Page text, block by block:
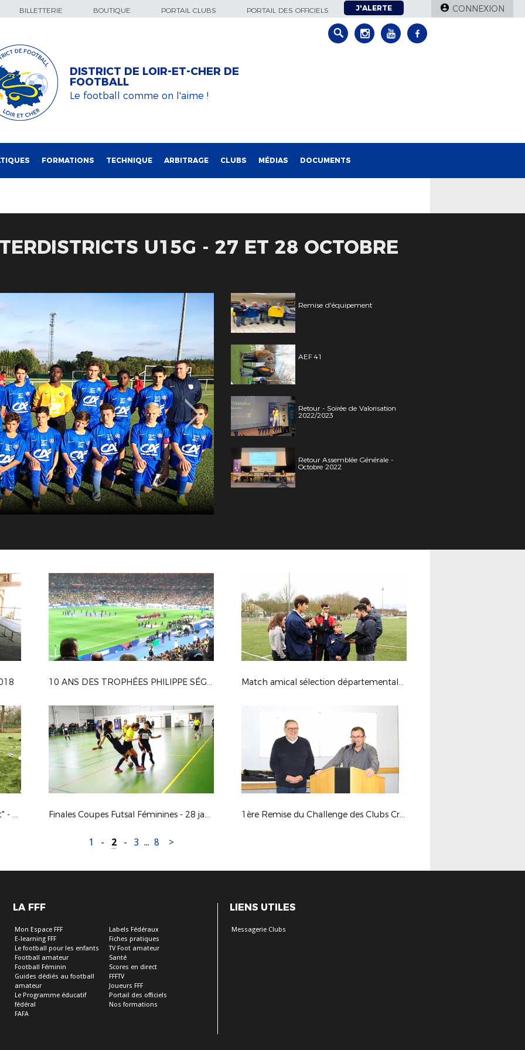
BILLETTERIE BOUTIQUE PORTAIL CLUBS PORTAIL DES OFFICIELS J'ALERTE CONNEXION
DISTRICT DE LOIR-ET-CHER DE
FOOTBALL
Le football comme on l'aime !
FORMATIONS TECHNIQUE ARBITRAGE CLUBS MÉDIAS DOCUMENTS
U15G - 27 ET 28 OCTOBRE
Remise d'équipement
AEF 41
Retour - Soirée de Valorisation
2022/2023
Retour Assemblée Générale -
Octobre 2022
10 ANS DES TROPHÉES PHILIPPE SÉGUIN Match amical sélection départementale Sport Adapté - 20 février 2018
Module Découverte "Gardien de But" - 2 et 3 février 2018 Finales Coupes Futsal Féminines - 28 janvier 2018 1ère Remise du Challenge des Clubs Crédit Agricole - 26 janvier 2018
1 - 2 - 3 ... 8 >
LA FFF
Mon Espace FFF
E-learning FFF
Le football pour les enfants
Football amateur
Football Féminin
Guides dédiés au football
amateur
Le Programme éducatif
fédéral
FAFA
Labels Fédéraux
Fiches pratiques
TV Foot amateur
Santé
Scores en direct
FFFTV
Joueurs FFF
Portail des officiels
Nos formations
LIENS UTILES
Messagerie Clubs